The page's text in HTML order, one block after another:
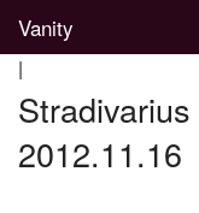
Vanity
Divatblog
|
2012.11.16